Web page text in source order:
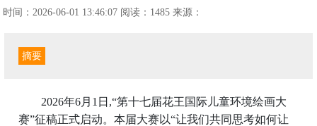
时间：2026-06-01 13:46:07 阅读：1485 来源：
摘要
2026年6月1日,“第十七届花王国际儿童环境绘画大
赛”征稿正式启动。本届大赛以“让我们共同思考如何让